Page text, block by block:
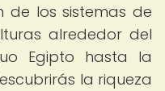
de los sistemas de
alrededor del
Egipto hasta la
la riqueza